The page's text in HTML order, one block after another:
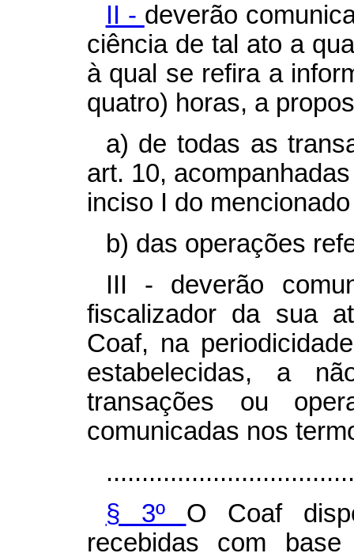
II - deverão
ciência de tal ato a
à qual se refira a
quatro) horas, a
a) de todas as
art. 10,
inciso I do
b) das operações
III - deverão
fiscalizador da sua
Coaf, na
estabelecidas, a
transações ou
comunicadas nos
§ 3º O Coaf
recebidas com